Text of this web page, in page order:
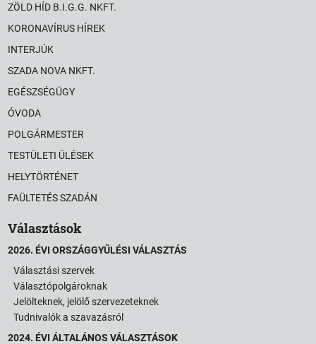
ZÖLD HÍD B.I.G.G. NKFT.
KORONAVÍRUS HÍREK
INTERJÚK
SZADA NOVA NKFT.
EGÉSZSÉGÜGY
ÓVODA
POLGÁRMESTER
TESTÜLETI ÜLÉSEK
HELYTÖRTÉNET
FAÜLTETÉS SZADÁN
Választások
2026. ÉVI ORSZÁGGYŰLÉSI VÁLASZTÁS
Választási szervek
Választópolgároknak
Jelölteknek, jelölő szervezeteknek
Tudnivalók a szavazásról
2024. ÉVI ÁLTALÁNOS VÁLASZTÁSOK